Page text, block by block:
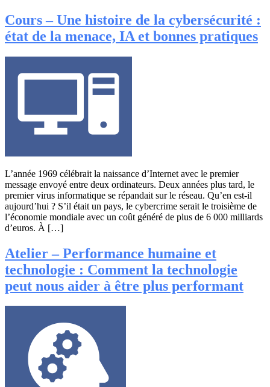
Cours – Une histoire de la cybersécurité :
état de la menace, IA et bonnes pratiques
L’année 1969 célébrait la naissance d’Internet avec le premier
message envoyé entre deux ordinateurs. Deux années plus tard, le
premier virus informatique se répandait sur le réseau. Qu’en est-il
aujourd’hui ? S’il était un pays, le cybercrime serait le troisième de
l’économie mondiale avec un coût généré de plus de 6 000 milliards
d’euros. À […]
Atelier – Performance humaine et
technologie : Comment la technologie
peut nous aider à être plus performant